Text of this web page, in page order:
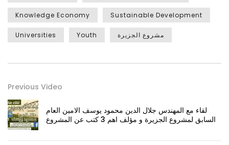
Knowledge Economy Sustainable Development
Universities Youth مشروع الجزيرة
Previous Video
لقاء مع المهندس جلال الدين محمود يوسف الامين العام
السابق لمشروع الجزيرة و مؤلف اهم 3 كتب عن المشروع